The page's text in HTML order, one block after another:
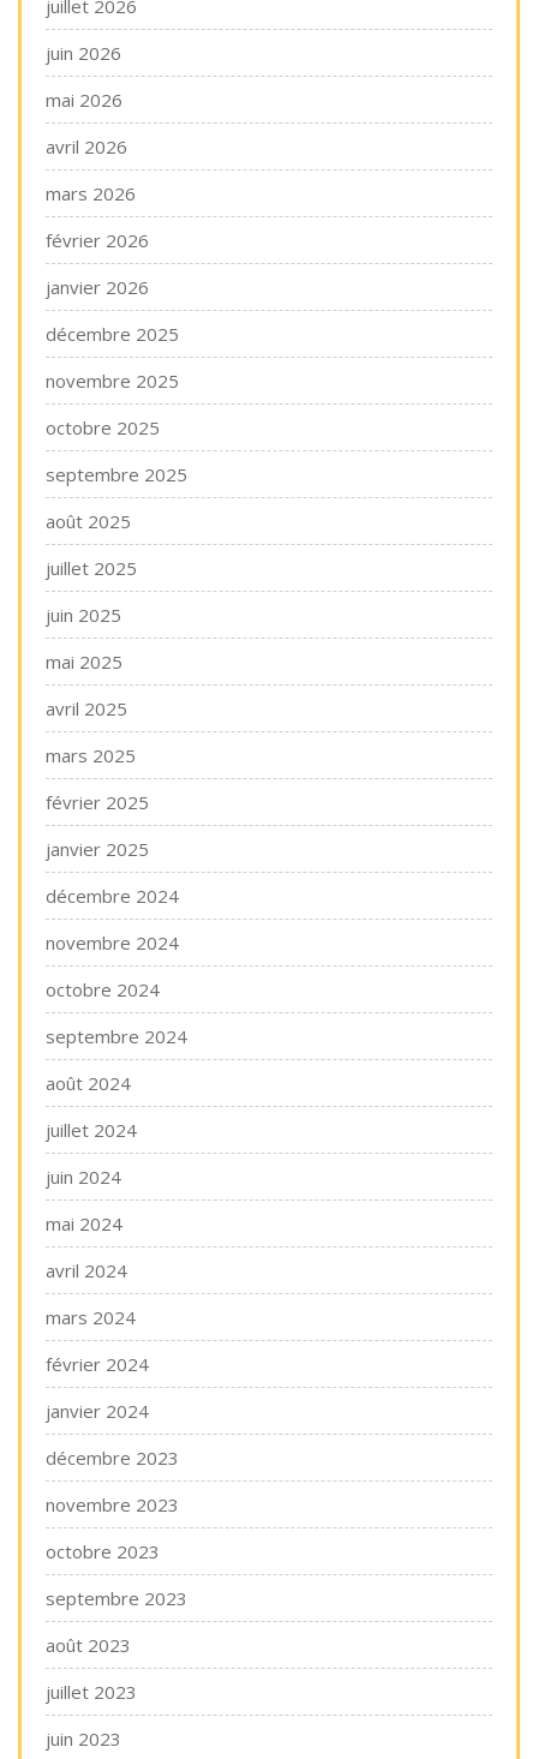
juillet 2026
juin 2026
mai 2026
avril 2026
mars 2026
février 2026
janvier 2026
décembre 2025
novembre 2025
octobre 2025
septembre 2025
août 2025
juillet 2025
juin 2025
mai 2025
avril 2025
mars 2025
février 2025
janvier 2025
décembre 2024
novembre 2024
octobre 2024
septembre 2024
août 2024
juillet 2024
juin 2024
mai 2024
avril 2024
mars 2024
février 2024
janvier 2024
décembre 2023
novembre 2023
octobre 2023
septembre 2023
août 2023
juillet 2023
juin 2023